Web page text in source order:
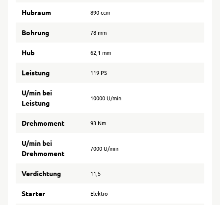
Hubraum 890 ccm
Bohrung 78 mm
Hub 62,1 mm
Leistung 119 PS
U/min bei
Leistung
10000 U/min
Drehmoment 93 Nm
U/min bei
Drehmoment
7000 U/min
Verdichtung 11,5
Starter Elektro